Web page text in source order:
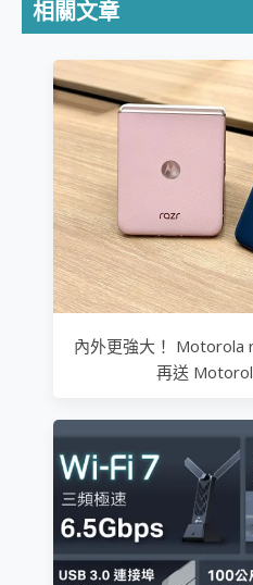
相關文章
內外更強大！ Motorola
再送